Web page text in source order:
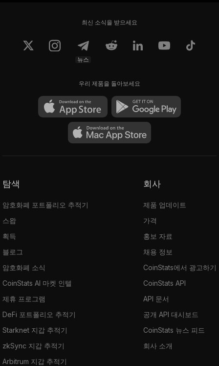
최신 소식을 받으세요
뉴스
우리 제품을 돌아보세요
탐색
암호화폐 포트폴리오 추적기
스왑
획득
블로그
암호화폐 소식
CoinStats AI 마켓 인텔
제휴 프로그램
DeFi 포트폴리오 추적기
Starknet 지갑 추적기
zkSync 지갑 추적기
Arbitrum 지갑 추적기
회사
제품 업데이트
가격
홍보 자료
채용 정보
CoinStats에서 광고하기
CoinStats API
API 문서
공개 API 대시보드
CoinStats 뉴스 피드
회사 소개